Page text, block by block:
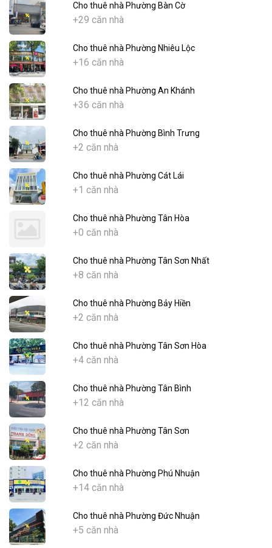
Cho thuê nhà Phường Bàn Cờ
+29 căn nhà
Cho thuê nhà Phường Nhiêu Lộc
+16 căn nhà
Cho thuê nhà Phường An Khánh
+36 căn nhà
Cho thuê nhà Phường Bình Trưng
+2 căn nhà
Cho thuê nhà Phường Cát Lái
+1 căn nhà
Cho thuê nhà Phường Tân Hòa
+0 căn nhà
Cho thuê nhà Phường Tân Sơn Nhất
+8 căn nhà
Cho thuê nhà Phường Bảy Hiền
+2 căn nhà
Cho thuê nhà Phường Tân Sơn Hòa
+4 căn nhà
Cho thuê nhà Phường Tân Bình
+12 căn nhà
Cho thuê nhà Phường Tân Sơn
+2 căn nhà
Cho thuê nhà Phường Phú Nhuận
+14 căn nhà
Cho thuê nhà Phường Đức Nhuận
+5 căn nhà